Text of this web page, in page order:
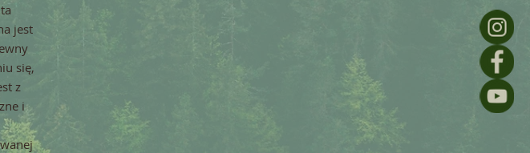
jest
się,
z
i